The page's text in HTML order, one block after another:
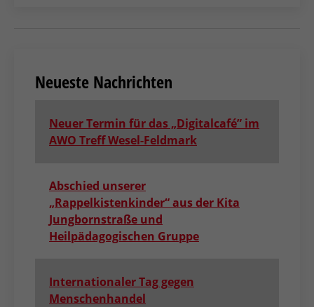
Neueste Nachrichten
Neuer Termin für das „Digitalcafé” im
AWO Treff Wesel-Feldmark
Abschied unserer
„Rappelkistenkinder“ aus der Kita
Jungbornstraße und
Heilpädagogischen Gruppe
Internationaler Tag gegen
Menschenhandel